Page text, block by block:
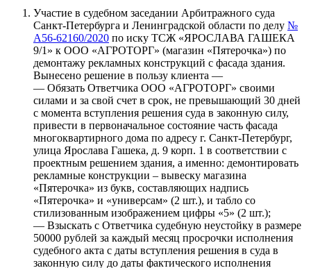
Участие в судебном заседании Арбитражного суда
Санкт-Петербурга и Ленинградской области по делу №
А56-62160/2020 по иску ТСЖ «ЯРОСЛАВА ГАШЕКА
9/1» к ООО «АГРОТОРГ» (магазин «Пятерочка») по
демонтажу рекламных конструкций с фасада здания.
Вынесено решение в пользу клиента —
— Обязать Ответчика ООО «АГРОТОРГ» своими
силами и за свой счет в срок, не превышающий 30 дней
с момента вступления решения суда в законную силу,
привести в первоначальное состояние часть фасада
многоквартирного дома по адресу г. Санкт-Петербург,
улица Ярослава Гашека, д. 9 корп. 1 в соответствии с
проектным решением здания, а именно: демонтировать
рекламные конструкции – вывеску магазина
«Пятерочка» из букв, составляющих надпись
«Пятерочка» и «универсам» (2 шт.), и табло со
стилизованным изображением цифры «5» (2 шт.);
— Взыскать с Ответчика судебную неустойку в размере
50000 рублей за каждый месяц просрочки исполнения
судебного акта с даты вступления решения в суда в
законную силу до даты фактического исполнения